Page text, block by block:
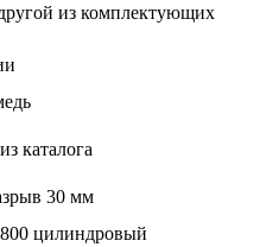
из комплектующих
каталога
30 мм
цилиндровый